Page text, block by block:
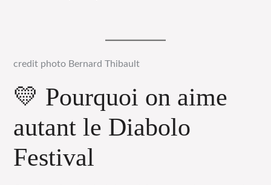
credit photo Bernard Thibault
💛 Pourquoi on aime
autant le Diabolo
Festival